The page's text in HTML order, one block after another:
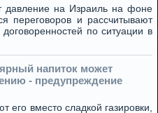
на Израиль на фоне
переговоров и рассчитывают
по ситуации в
напиток может
- предупреждение
его вместо сладкой газировки,